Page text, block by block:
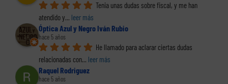
Tenia unas dudas sobre fiscal, y me han
atendido y... leer más
Óptica Azul y Negro Iván Rubio
hace 5 años
He llamado para aclarar ciertas dudas
relacionadas con... leer más
Raquel Rodriguez
hace 5 años